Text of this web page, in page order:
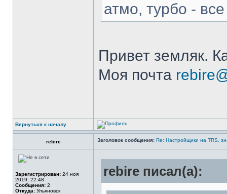
атмо, турбо -
Привет земляк.
Моя почта
Вернуться к началу
rebire Заголовок сообщения: Re: Настройщики на TRS,
Зарегистрирован: 24 ноя
2019, 22:48
Сообщения: 2
Откуда: Ульяновск
rebire писал(а):